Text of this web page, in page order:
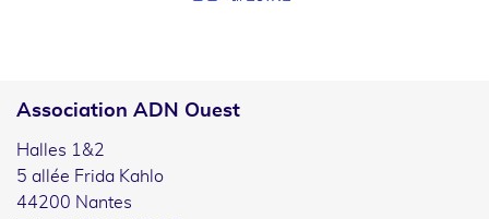
Association ADN Ouest
Halles 1&2
5 allée Frida Kahlo
44200 Nantes